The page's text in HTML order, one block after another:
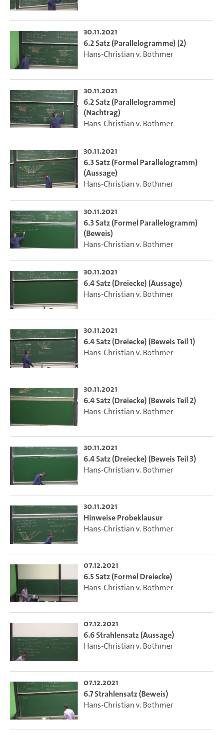
30.11.2021
6.2 Satz (Parallelogramme) (2)
Hans-Christian v. Bothmer
30.11.2021
6.2 Satz (Parallelogramme)
(Nachtrag)
Hans-Christian v. Bothmer
30.11.2021
6.3 Satz (Formel Parallelogramm)
(Aussage)
Hans-Christian v. Bothmer
30.11.2021
6.3 Satz (Formel Parallelogramm)
(Beweis)
Hans-Christian v. Bothmer
30.11.2021
6.4 Satz (Dreiecke) (Aussage)
Hans-Christian v. Bothmer
30.11.2021
6.4 Satz (Dreiecke) (Beweis Teil 1)
Hans-Christian v. Bothmer
30.11.2021
6.4 Satz (Dreiecke) (Beweis Teil 2)
Hans-Christian v. Bothmer
30.11.2021
6.4 Satz (Dreiecke) (Beweis Teil 3)
Hans-Christian v. Bothmer
30.11.2021
Hinweise Probeklausur
Hans-Christian v. Bothmer
07.12.2021
6.5 Satz (Formel Dreiecke)
Hans-Christian v. Bothmer
07.12.2021
6.6 Strahlensatz (Aussage)
Hans-Christian v. Bothmer
07.12.2021
6.7 Strahlensatz (Beweis)
Hans-Christian v. Bothmer